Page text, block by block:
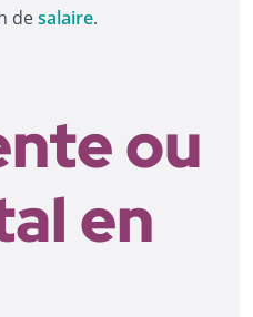
desalaire.
ou
en